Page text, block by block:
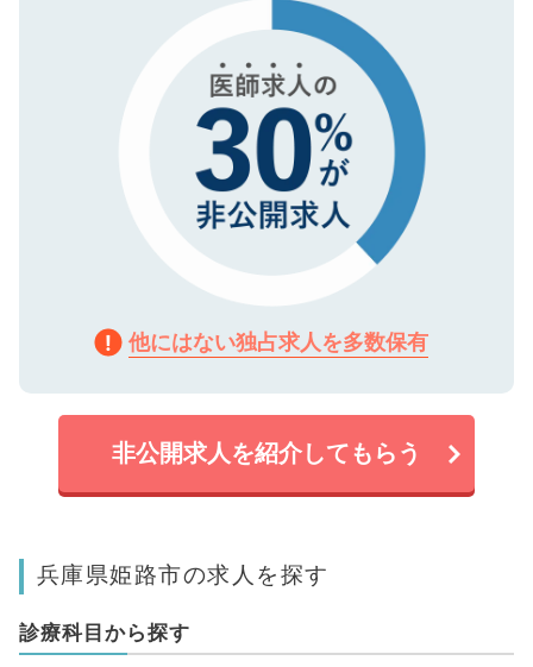
で、機密保持に関してもご安心ください。
他にはない独占求人を多数保有
非公開求人を紹介してもらう
兵庫県姫路市の求人を探す
診療科目から探す